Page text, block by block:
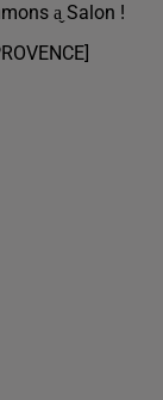
a̬ Salon !